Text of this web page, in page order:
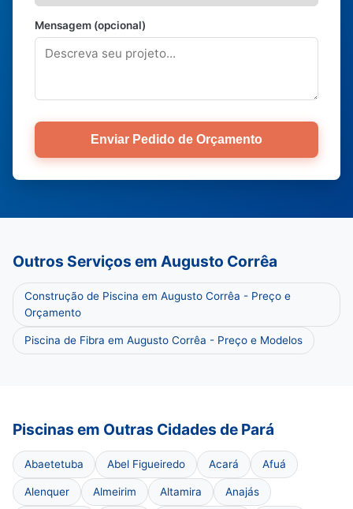
Mensagem (opcional)
Enviar Pedido de Orçamento
Outros Serviços em Augusto Corrêa
Construção de Piscina em Augusto Corrêa - Preço e
Orçamento
Piscina de Fibra em Augusto Corrêa - Preço e Modelos
Piscinas em Outras Cidades de Pará
Abaetetuba Abel Figueiredo Acará Afuá
Alenquer Almeirim Altamira Anajás